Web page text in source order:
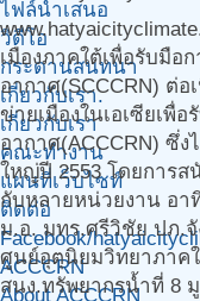
ไฟล์นำเสนอ
วิดีโอ
กระดานสนทนา
เกี่ยวกับเรา.
เกี่ยวกับเรา
คณะทำงาน
แผนที่เว็บไซท์
ติดต่อ
Facebook/
ACCCRN
About ACCCRN
เมืองภาคใต้เพื่อรับมือ
อากาศ(SCCCRN) ต่อ
ข่ายเมืองในเอเซียเพื่
อากาศ(ACCCRN) ซึ่
ใหญ่ปี 2553 โดยการส
กับหลายหน่วยงาน อา
ม.อ. มทร.ศรีวิชัย ปภ.จั
ศูนย์อุตุนิยมวิทยาภาค
สนง.ทรัพยากรน้ำที่ 8